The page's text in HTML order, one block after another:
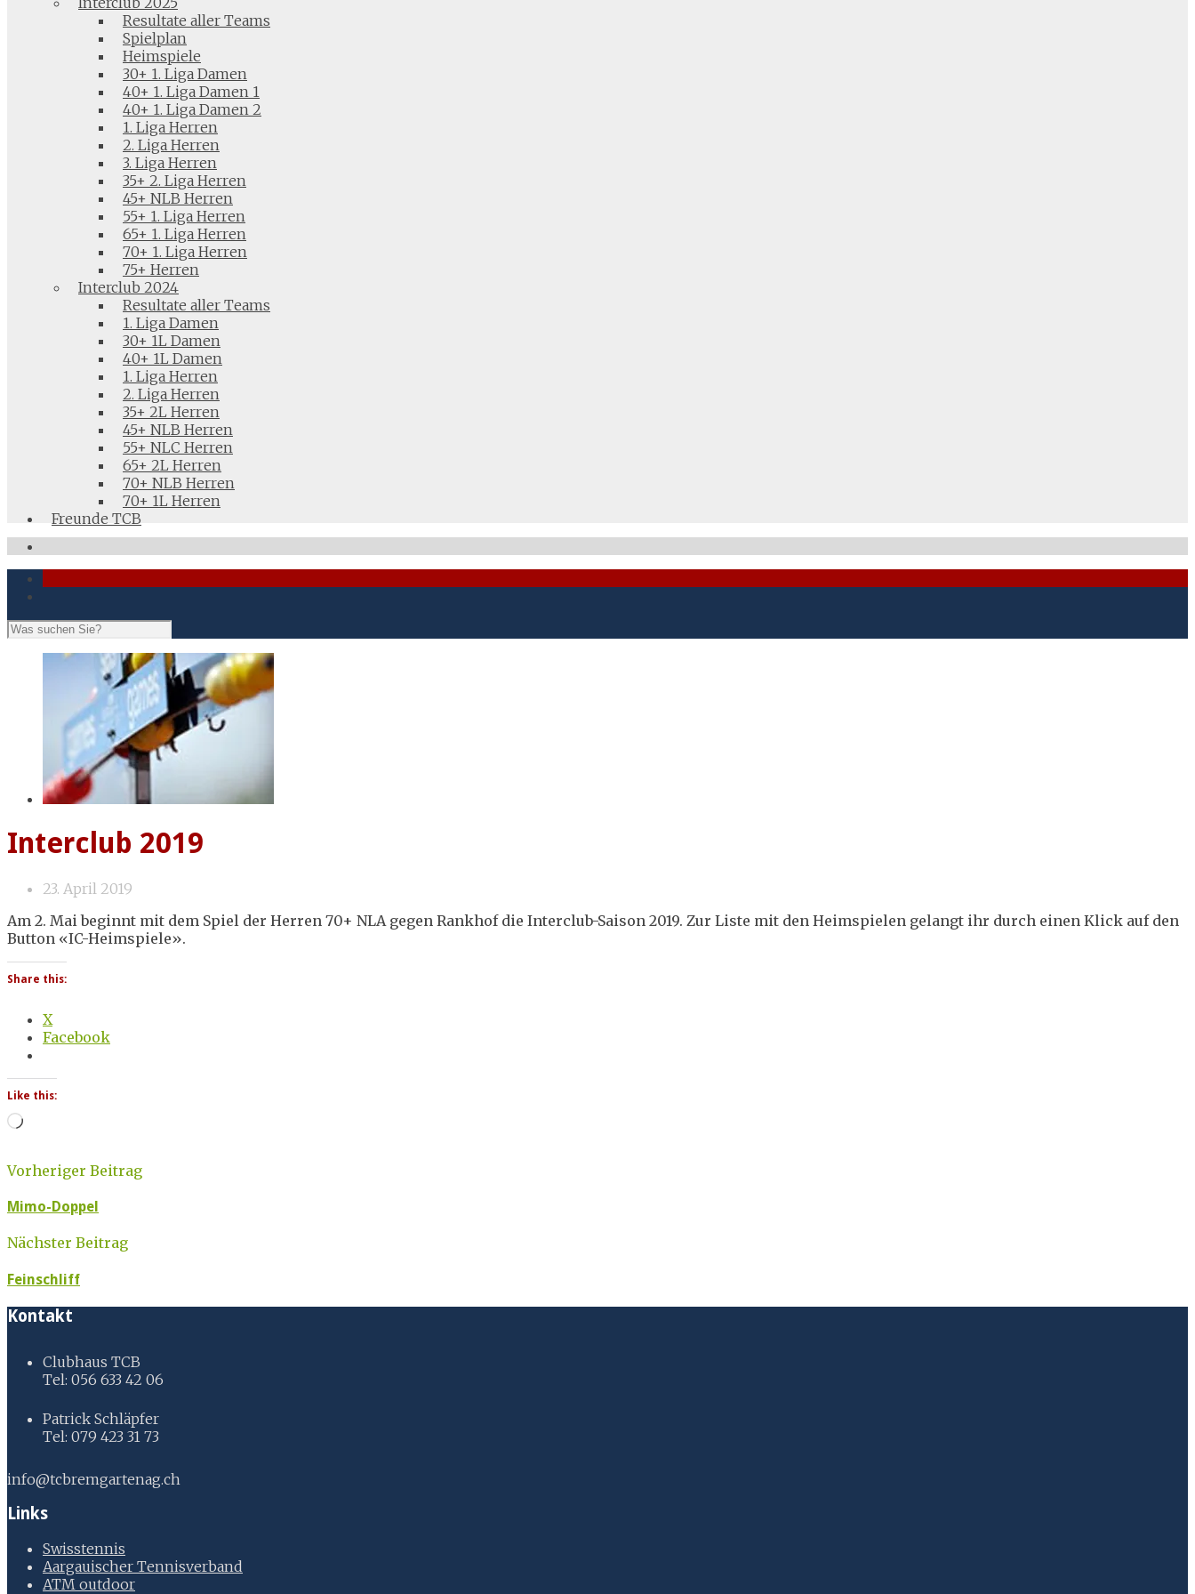
Resultate aller Teams
Spielplan
Heimspiele
30+ 1. Liga Damen
40+ 1. Liga Damen 1
40+ 1. Liga Damen 2
1. Liga Herren
2. Liga Herren
3. Liga Herren
35+ 2. Liga Herren
45+ NLB Herren
55+ 1. Liga Herren
65+ 1. Liga Herren
70+ 1. Liga Herren
75+ Herren
Interclub 2024
Resultate aller Teams
1. Liga Damen
30+ 1L Damen
40+ 1L Damen
1. Liga Herren
2. Liga Herren
35+ 2L Herren
45+ NLB Herren
55+ NLC Herren
65+ 2L Herren
70+ NLB Herren
70+ 1L Herren
Freunde TCB
Interclub 2019
23. April 2019
Am 2. Mai beginnt mit dem Spiel der Herren 70+ NLA gegen Rankhof die Interclub-Saison 2019. Zur Liste mit den Heimspielen gelangt ihr durch einen Klick auf den
Button «IC-Heimspiele».
Share this:
X
Facebook
Like this:
Loading…
Vorheriger Beitrag
Mimo-Doppel
Nächster Beitrag
Feinschliff
Kontakt
Clubhaus TCB
Tel: 056 633 42 06
Patrick Schläpfer
Tel: 079 423 31 73
info@tcbremgartenag.ch
Links
Swisstennis
Aargauischer Tennisverband
ATM outdoor